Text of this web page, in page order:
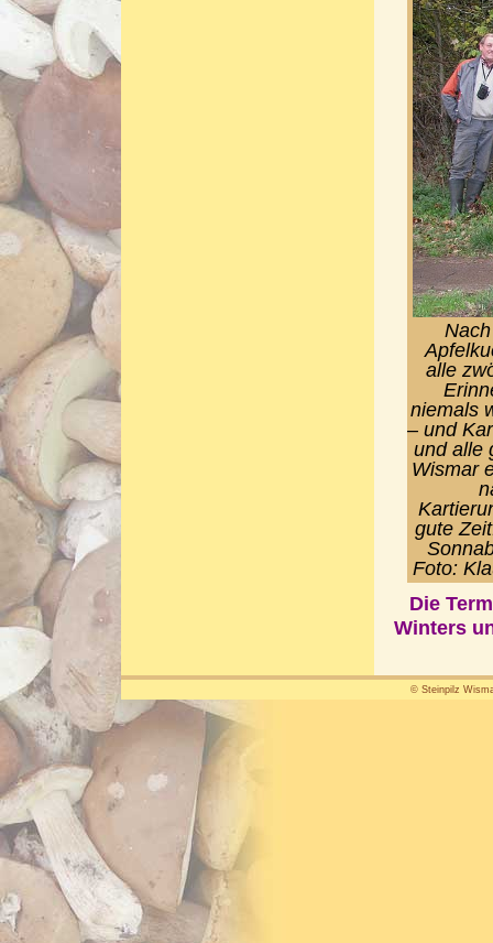
alle
niemals
– und
und alle
Wismar
gute
Foto:
Die
Winters
© Steinpilz